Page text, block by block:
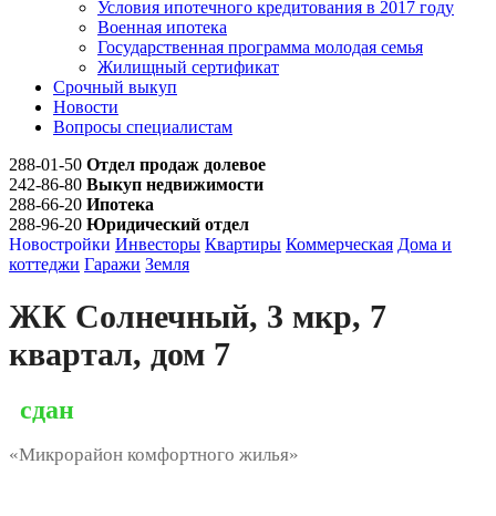
Условия ипотечного кредитования в 2017 году
Военная ипотека
Государственная программа молодая семья
Жилищный сертификат
Срочный выкуп
Новости
Вопросы специалистам
288-01-50 Отдел продаж долевое
242-86-80 Выкуп недвижимости
288-66-20 Ипотека
288-96-20 Юридический отдел
Новостройки Инвесторы Квартиры Коммерческая Дома и
коттеджи Гаражи Земля
ЖК Солнечный, 3 мкр, 7
квартал, дом 7
сдан
«Микрорайон комфортного жилья»